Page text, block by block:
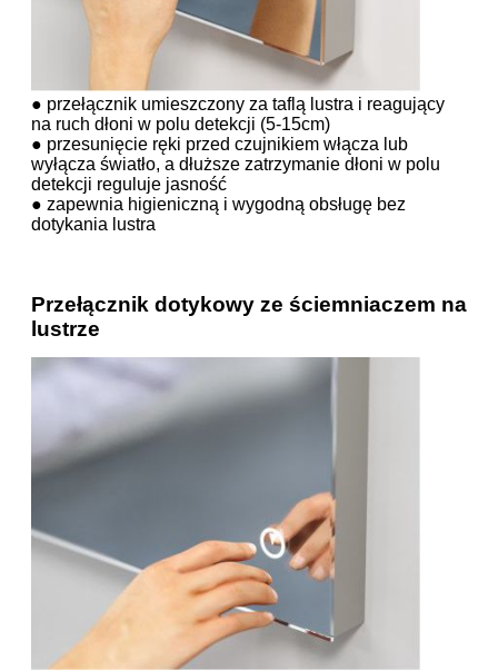
● przełącznik umieszczony za taflą lustra i reagujący
na ruch dłoni w polu detekcji (5-15cm)
● przesunięcie ręki przed czujnikiem włącza lub
wyłącza światło, a dłuższe zatrzymanie dłoni w polu
detekcji reguluje jasność
● zapewnia higieniczną i wygodną obsługę bez
dotykania lustra
Przełącznik dotykowy ze ściemniaczem na
lustrze